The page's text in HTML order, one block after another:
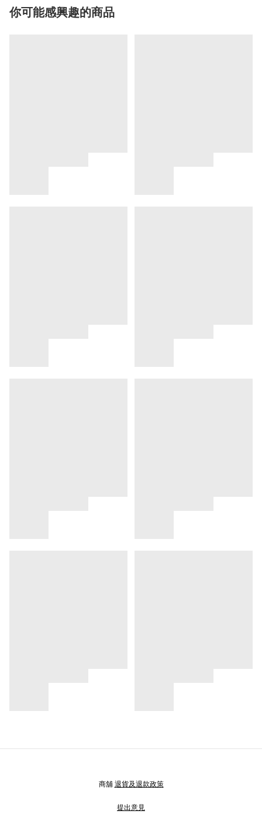
你可能感興趣的商品
商舖 退貨及退款政策
提出意見